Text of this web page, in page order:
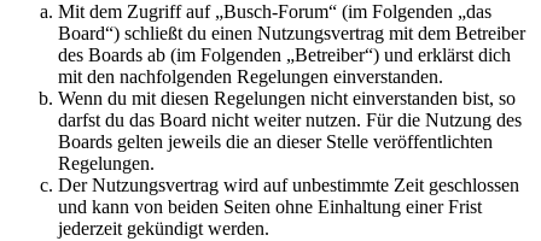
Mit dem Zugriff auf „Busch-Forum“ (im Folgenden „das
Board“) schließt du einen Nutzungsvertrag mit dem Betreiber
des Boards ab (im Folgenden „Betreiber“) und erklärst dich
mit den nachfolgenden Regelungen einverstanden.
Wenn du mit diesen Regelungen nicht einverstanden bist, so
darfst du das Board nicht weiter nutzen. Für die Nutzung des
Boards gelten jeweils die an dieser Stelle veröffentlichten
Regelungen.
Der Nutzungsvertrag wird auf unbestimmte Zeit geschlossen
und kann von beiden Seiten ohne Einhaltung einer Frist
jederzeit gekündigt werden.